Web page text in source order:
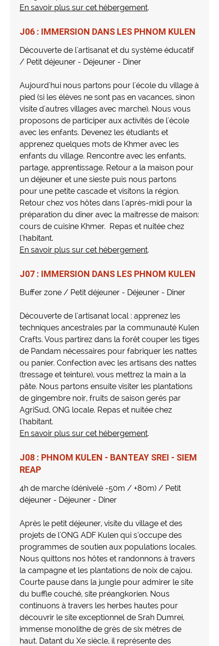
En savoir plus sur cet hébergement.
J06 : IMMERSION DANS LES PHNOM KULEN
Découverte de l'artisanat et du système éducatif
/ Petit déjeuner - Déjeuner - Diner
Aujourd'hui nous partons pour l'école du village à
pied (si les élèves ne sont pas en vacances, sinon
visite d'autres villages avec marche). Nous vous
proposons de participer aux activités de l'école
avec les enfants. Devenez les étudiants et
apprenez quelques mots de Khmer avec les
enfants du village. Rencontre avec les enfants,
partage, apprentissage. Retour a la maison pour
un déjeuner et une sieste puis nous partons
pour une petite cascade et visitons la région.
Retour chez vos hôtes dans l'après-midi pour la
préparation du dîner avec la maitresse de maison:
cours de cuisine Khmer. Repas et nuitée chez
l'habitant.
En savoir plus sur cet hébergement.
J07 : IMMERSION DANS LES PHNOM KULEN
Buffer zone / Petit déjeuner - Déjeuner - Diner
Découverte de l'artisanat local : apprenez les
techniques ancestrales par la communauté Kulen
Crafts. Vous partirez dans la forêt couper les tiges
de Pandam nécessaires pour fabriquer les nattes
ou panier. Confection avec les artisans des nattes
(tressage et teinture), vous mettrez la main a la
pâte. Nous partons ensuite visiter les plantations
de gingembre noir, fruits de saison gerés par
AgriSud, ONG locale. Repas et nuitée chez
l'habitant.
En savoir plus sur cet hébergement.
J08 : PHNOM KULEN - BANTEAY SREI - SIEM
REAP
4h de marche (dénivelé -50m / +80m) / Petit
déjeuner - Déjeuner - Diner
Après le petit déjeuner, visite du village et des
projets de l'ONG ADF Kulen qui s’occupe des
programmes de soutien aux populations locales.
Nous quittons nos hôtes et randonnons à travers
la campagne et les plantations de noix de cajou.
Courte pause dans la jungle pour admirer le site
du buffle couché, site préangkorien. Nous
continuons à travers les herbes hautes pour
découvrir le site exceptionnel de Srah Dumrei,
immense monolithe de grès de six mètres de
haut. Datant du Xe siècle, il représente des